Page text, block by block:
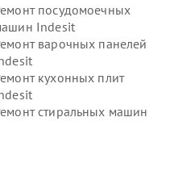
посудомоечных
Indesit
варочных панелей
кухонных плит
стиральных машин